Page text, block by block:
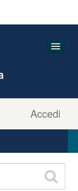
Accedi